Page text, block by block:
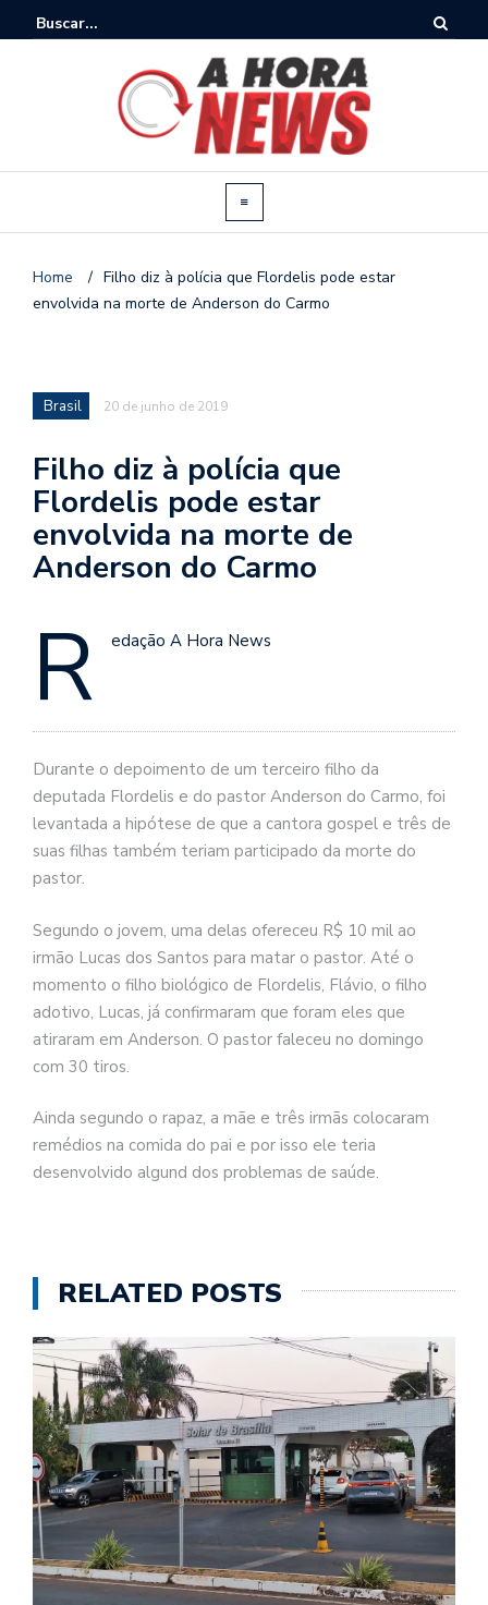
Home / Filho diz à polícia que Flordelis pode estar
envolvida na morte de Anderson do Carmo
Brasil 20 de junho de 2019
Filho diz à polícia que
Flordelis pode estar
envolvida na morte de
Anderson do Carmo
R edação A Hora News
Durante o depoimento de um terceiro filho da
deputada Flordelis e do pastor Anderson do Carmo, foi
levantada a hipótese de que a cantora gospel e três de
suas filhas também teriam participado da morte do
pastor.
Segundo o jovem, uma delas ofereceu R$ 10 mil ao
irmão Lucas dos Santos para matar o pastor. Até o
momento o filho biológico de Flordelis, Flávio, o filho
adotivo, Lucas, já confirmaram que foram eles que
atiraram em Anderson. O pastor faleceu no domingo
com 30 tiros.
Ainda segundo o rapaz, a mãe e três irmãs colocaram
remédios na comida do pai e por isso ele teria
desenvolvido algund dos problemas de saúde.
RELATED POSTS